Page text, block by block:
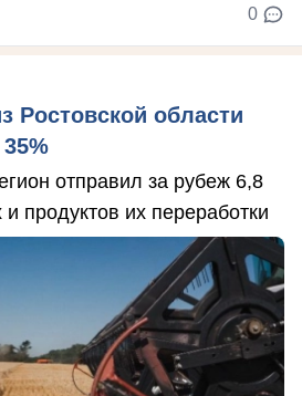
0
Ростовской области
отправил за рубеж 6,8
продуктов их переработки